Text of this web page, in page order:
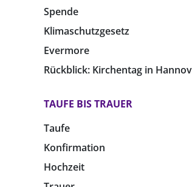
Spende
Klimaschutzgesetz
Evermore
Rückblick: Kirchentag in
TAUFE BIS TRAUER
Taufe
Konfirmation
Hochzeit